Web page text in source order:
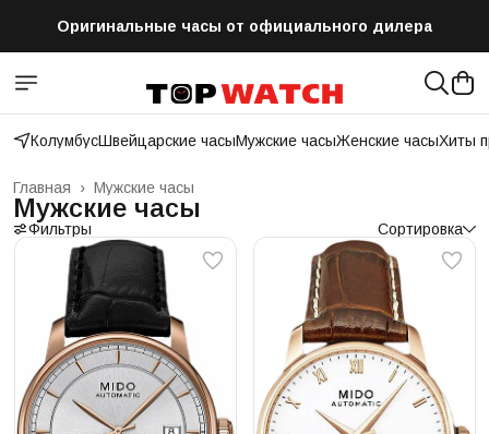
Оригинальные часы от официального дилера
КолумбусШвейцарские часыМужские часыЖенские часыХиты
Мужские часы
Главная ›
Мужские часы
Фильтры Сортировка